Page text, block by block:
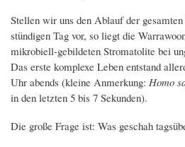
Stellen wir uns den Ablauf der
stündigen Tag vor, so liegt die
mikrobiell-gebildeten Stromatolite bei
Das erste komplexe Leben entstand
Uhr abends (kleine Anmerkung: Homo
in den letzten 5 bis 7 Sekunden).
Die große Frage ist: Was geschah